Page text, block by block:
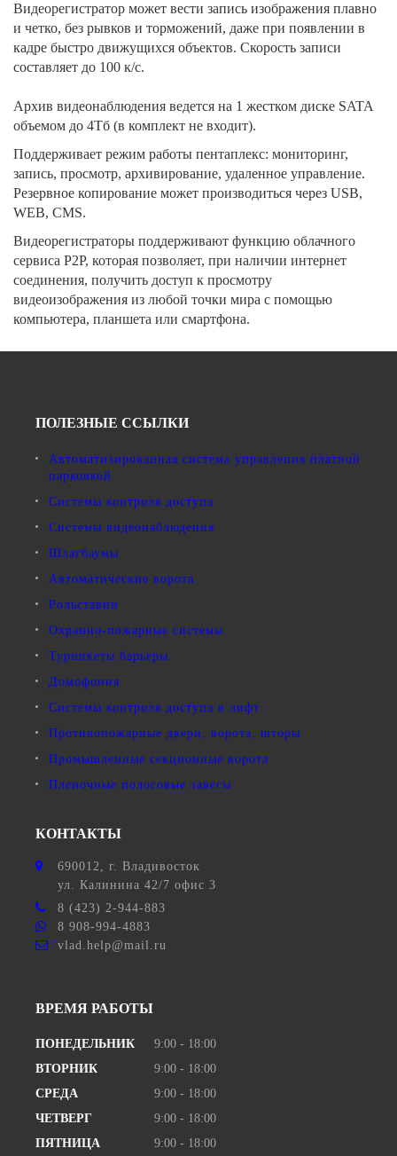
Видеорегистратор может вести запись изображения плавно
и четко, без рывков и торможений, даже при появлении в
кадре быстро движущихся объектов. Скорость записи
составляет до 100 к/с.
Архив видеонаблюдения ведется на 1 жестком диске SATA
объемом до 4Тб (в комплект не входит).
Поддерживает режим работы пентаплекс: мониторинг,
запись, просмотр, архивирование, удаленное управление.
Резервное копирование может производиться через USB,
WEB, CMS.
Видеорегистраторы поддерживают функцию облачного
сервиса P2P, которая позволяет, при наличии интернет
соединения, получить доступ к просмотру
видеоизображения из любой точки мира с помощью
компьютера, планшета или смартфона.
ПОЛЕЗНЫЕ ССЫЛКИ
Автоматизированная система управления платной
парковкой
Системы контроля доступа
Системы видеонаблюдения
Шлагбаумы
Автоматические ворота
Рольставни
Охранно-пожарные системы
Турникеты барьеры
Домофония
Системы контроля доступа в лифт
Противопожарные двери, ворота, шторы
Промышленные секционные ворота
Пленочные полосовые завесы
КОНТАКТЫ
690012, г. Владивосток
ул. Калинина 42/7 офис 3
8 (423) 2-944-883
8 908-994-4883
vlad.help@mail.ru
ВРЕМЯ РАБОТЫ
ПОНЕДЕЛЬНИК
9:00 - 18:00
ВТОРНИК
9:00 - 18:00
СРЕДА
9:00 - 18:00
ЧЕТВЕРГ
9:00 - 18:00
ПЯТНИЦА
9:00 - 18:00